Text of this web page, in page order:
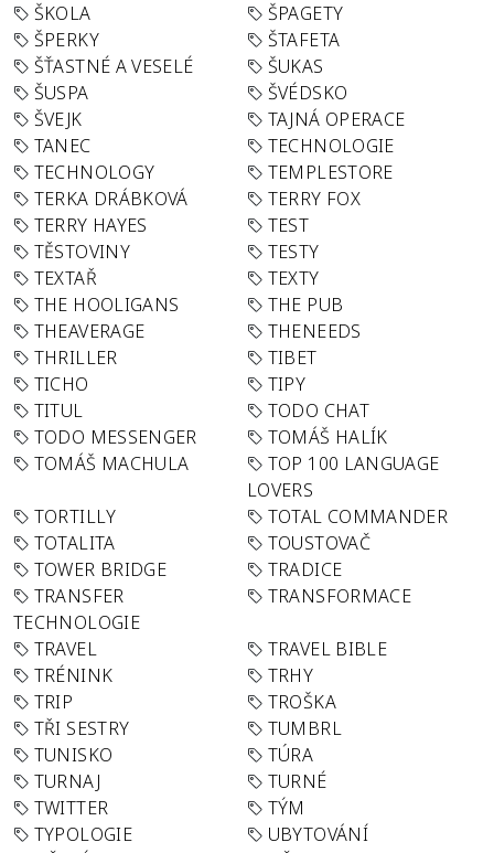
ŠKOLA
ŠPAGETY
ŠPERKY
ŠTAFETA
ŠŤASTNÉ A VESELÉ
ŠUKAS
ŠUSPA
ŠVÉDSKO
ŠVEJK
TAJNÁ OPERACE
TANEC
TECHNOLOGIE
TECHNOLOGY
TEMPLESTORE
TERKA DRÁBKOVÁ
TERRY FOX
TERRY HAYES
TEST
TĚSTOVINY
TESTY
TEXTAŘ
TEXTY
THE HOOLIGANS
THE PUB
THEAVERAGE
THENEEDS
THRILLER
TIBET
TICHO
TIPY
TITUL
TODO CHAT
TODO MESSENGER
TOMÁŠ HALÍK
TOMÁŠ MACHULA
TOP 100 LANGUAGE
LOVERS
TORTILLY
TOTAL COMMANDER
TOTALITA
TOUSTOVAČ
TOWER BRIDGE
TRADICE
TRANSFER
TECHNOLOGIE
TRANSFORMACE
TRAVEL
TRAVEL BIBLE
TRÉNINK
TRHY
TRIP
TROŠKA
TŘI SESTRY
TUMBRL
TUNISKO
TÚRA
TURNAJ
TURNÉ
TWITTER
TÝM
TYPOLOGIE
UBYTOVÁNÍ